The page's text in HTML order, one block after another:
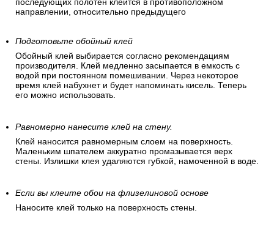
При наклеивании не нужно подгонять рисунок (обои без
узора и клеятся без совмещения).
другом на одинаковой высоте).
Сдвинутая подгонка (подгонка по рисунку, т.е.
последующее полотнище, клеится с вертикальным сдвигом
относительно предыдущего
Рисунок не определен (встречная наклейка). Каждое из
последующих полотен клеится в противоположном
Подготовьте обойный клей
Обойный клей выбирается согласно рекомендациям
производителя. Клей медленно засыпается в емкость с
его можно использовать.